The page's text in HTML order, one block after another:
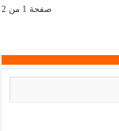
صفحة 1 من 2